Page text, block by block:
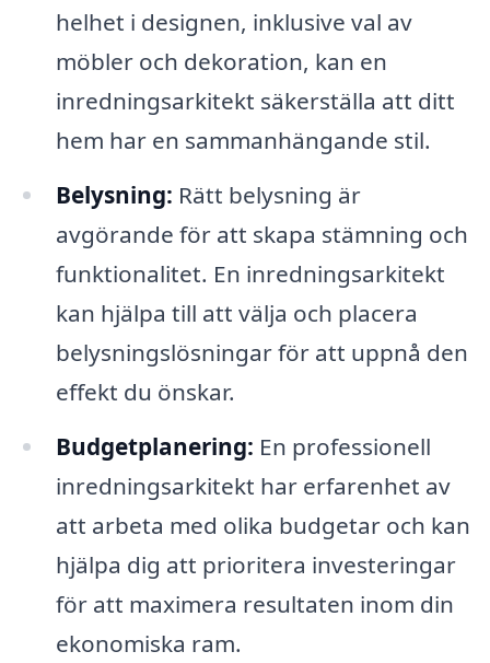
helhet i designen, inklusive val av
möbler och dekoration, kan en
inredningsarkitekt säkerställa att ditt
hem har en sammanhängande stil.
Belysning: Rätt belysning är
avgörande för att skapa stämning och
funktionalitet. En inredningsarkitekt
kan hjälpa till att välja och placera
belysningslösningar för att uppnå den
effekt du önskar.
Budgetplanering: En professionell
inredningsarkitekt har erfarenhet av
att arbeta med olika budgetar och kan
hjälpa dig att prioritera investeringar
för att maximera resultaten inom din
ekonomiska ram.